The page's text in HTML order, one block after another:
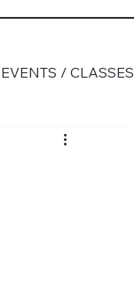
EVENTS / CLASSES